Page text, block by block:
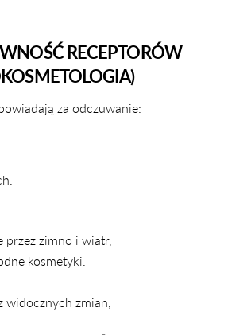
RECEPTORÓW
za odczuwanie:
przez zimno i wiatr,
kosmetyki.
widocznych zmian,